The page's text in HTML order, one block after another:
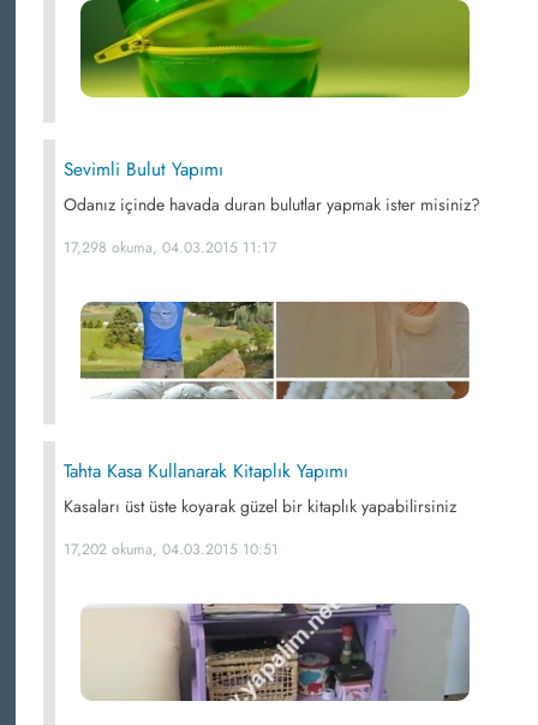
Sevimli Bulut Yapımı
Odanız içinde havada duran bulutlar yapmak ister misiniz?
17,298 okuma, 04.03.2015 11:17
Tahta Kasa Kullanarak Kitaplık Yapımı
Kasaları üst üste koyarak güzel bir kitaplık yapabilirsiniz
17,202 okuma, 04.03.2015 10:51